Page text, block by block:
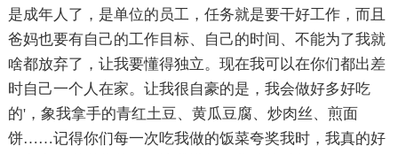
是成年人了，是单位的员工，任务就是要干好工作，而且
爸妈也要有自己的工作目标、自己的时间、不能为了我就
啥都放弃了，让我要懂得独立。现在我可以在你们都出差
时自己一个人在家。让我很自豪的是，我会做好多好吃
的'，象我拿手的青红土豆、黄瓜豆腐、炒肉丝、煎面
饼……记得你们每一次吃我做的饭菜夸奖我时，我真的好